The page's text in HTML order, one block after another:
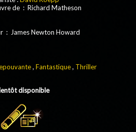
de : Richard Matheson
: James Newton Howard
, Fantastique, Thriller
disponible